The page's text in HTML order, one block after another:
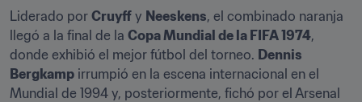
Liderado por Cruyff y Neeskens, el combinado naranja
llegó a la final de la Copa Mundial de la FIFA 1974,
donde exhibió el mejor fútbol del torneo. Dennis
Bergkamp irrumpió en la escena internacional en el
Mundial de 1994 y, posteriormente, fichó por el Arsenal